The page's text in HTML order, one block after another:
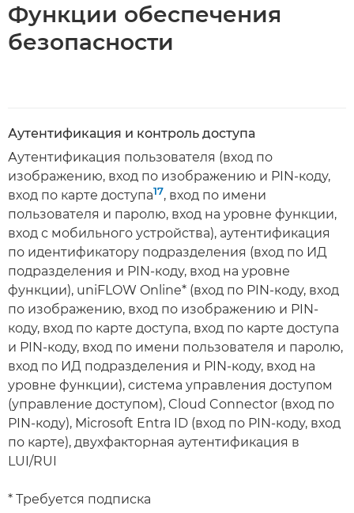
Функции обеспечения
безопасности
Аутентификация и контроль доступа
Аутентификация пользователя (вход по
изображению, вход по изображению и PIN-коду,
вход по карте доступа17, вход по имени
пользователя и паролю, вход на уровне функции,
вход с мобильного устройства), аутентификация
по идентификатору подразделения (вход по ИД
подразделения и PIN-коду, вход на уровне
функции), uniFLOW Online* (вход по PIN-коду, вход
по изображению, вход по изображению и PIN-
коду, вход по карте доступа, вход по карте доступа
и PIN-коду, вход по имени пользователя и паролю,
вход по ИД подразделения и PIN-коду, вход на
уровне функции), система управления доступом
(управление доступом), Cloud Connector (вход по
PIN-коду), Microsoft Entra ID (вход по PIN-коду, вход
по карте), двухфакторная аутентификация в
LUI/RUI
* Требуется подписка